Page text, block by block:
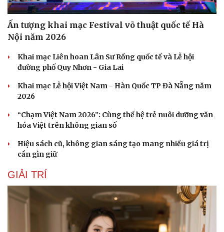
Ấn tượng khai mạc Festival võ thuật quốc tế Hà
Nội năm 2026
Khai mạc Liên hoan Lân Sư Rồng quốc tế và Lễ hội
đường phố Quy Nhơn - Gia Lai
Khai mạc Lễ hội Việt Nam - Hàn Quốc TP Đà Nẵng năm
2026
“Chạm Việt Nam 2026”: Cùng thế hệ trẻ nuôi dưỡng văn
hóa Việt trên không gian số
Hiệu sách cũ, không gian sáng tạo mang nhiều giá trị
cần gìn giữ
GIẢI TRÍ